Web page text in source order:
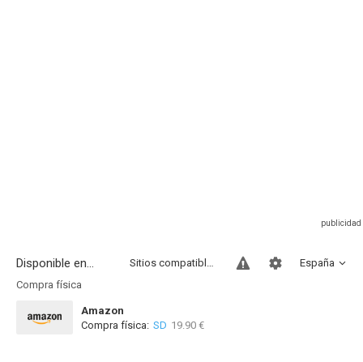
Disponible en... España
Sitios compatibles
Compra física
Amazon
Compra física: SD 19.90 €